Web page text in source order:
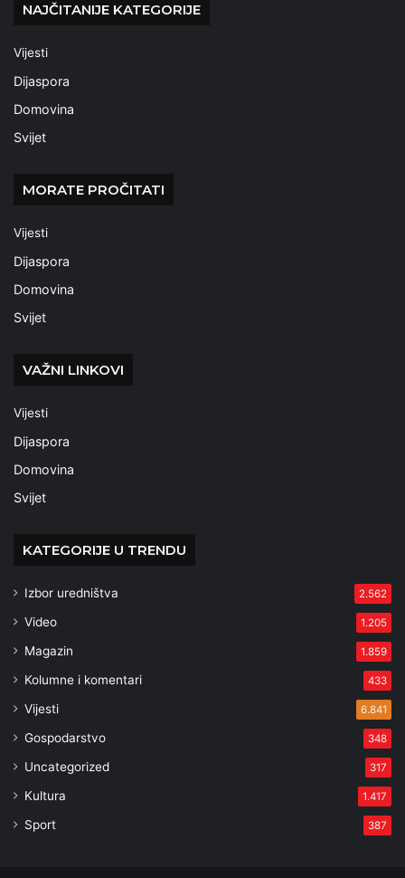
NAJČITANIJE KATEGORIJE
Vijesti
Dijaspora
Domovina
Svijet
MORATE PROČITATI
Vijesti
Dijaspora
Domovina
Svijet
VAŽNI LINKOVI
Vijesti
Dijaspora
Domovina
Svijet
KATEGORIJE U TRENDU
Izbor uredništva 2.562
Video 1.205
Magazin 1.859
Kolumne i komentari 433
Vijesti 6.841
Gospodarstvo 348
Uncategorized 317
Kultura 1.417
Sport 387